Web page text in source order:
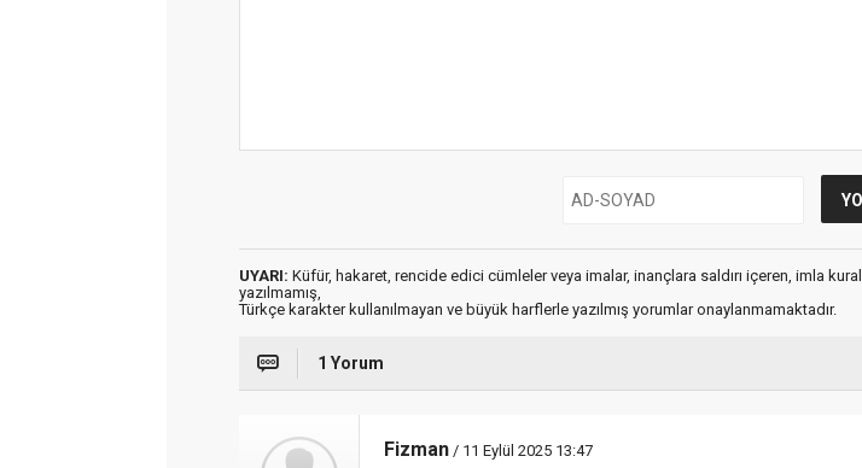
UYARI: Küfür, hakaret, rencide edici cümleler veya imalar, inançlara saldırı içeren, imla
yazılmamış,
Türkçe karakter kullanılmayan ve büyük harflerle yazılmış yorumlar onaylanmamaktadır.
1 Yorum
Fizman / 11 Eylül 2025 13:47